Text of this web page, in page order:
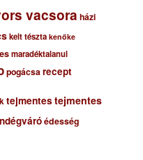
vacsora házi
kelt tészta kenőke
maradéktalanul
pogácsarecept
tejmentestejmentes
édesség